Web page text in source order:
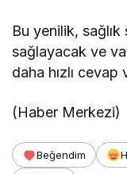
Bu yenilik,
sağlayacak ve
daha hızlı cevap
(Haber Merkezi)
Beğendim